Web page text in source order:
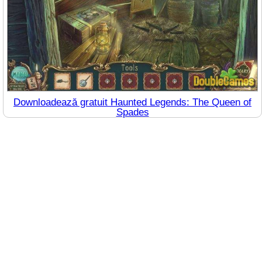
Downloadează gratuit Haunted Legends: The Queen of
Spades